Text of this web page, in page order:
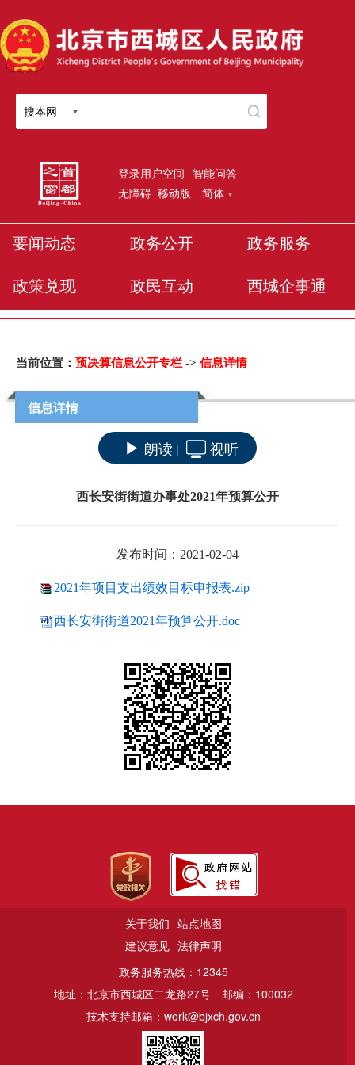
搜本网
登录用户空间 智能问答
无障碍 移动版 简体
要闻动态 政务公开 政务服务
政策兑现 政民互动 西城企事通
当前位置： 预决算信息公开专栏 -> 信息详情
信息详情
朗读 | 视听
西长安街街道办事处2021年预算公开
发布时间：2021-02-04
2021年项目支出绩效目标申报表.zip
西长安街街道2021年预算公开.doc
关于我们 站点地图
建议意见 法律声明
政务服务热线：12345
地址：北京市西城区二龙路27号
邮编：100032
技术支持邮箱：work@bjxch.gov.cn